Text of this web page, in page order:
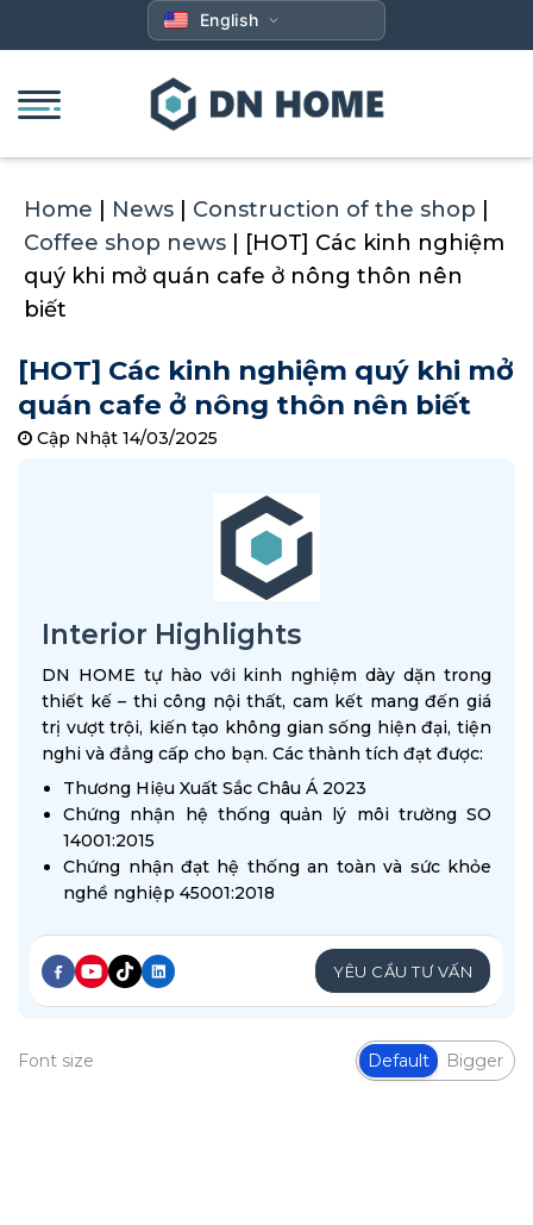
to
English
Home News Construction of the shop
Coffee shop news
[HOT] Các kinh nghiệm
quý khi mở quán cafe ở nông thôn nên
biết
[HOT] Các kinh nghiệm quý khi mở
quán cafe ở nông thôn nên biết
Cập Nhật 14/03/2025
Interior Highlights
DN HOME tự hào với kinh nghiệm dày dặn trong
thiết kế – thi công nội thất, cam kết mang đến giá
trị vượt trội, kiến tạo không gian sống hiện đại, tiện
nghi và đẳng cấp cho bạn. Các thành tích đạt được:
Thương Hiệu Xuất Sắc Châu Á 2023
Chứng nhận hệ thống quản lý môi trường SO
14001:2015
Chứng nhận đạt hệ thống an toàn và sức khỏe
nghề nghiệp 45001:2018
YÊU CẦU TƯ VẤN
Font size Default Bigger